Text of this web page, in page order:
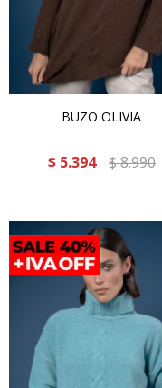
BUZO OLIVIA
$ 5.394 $8.990